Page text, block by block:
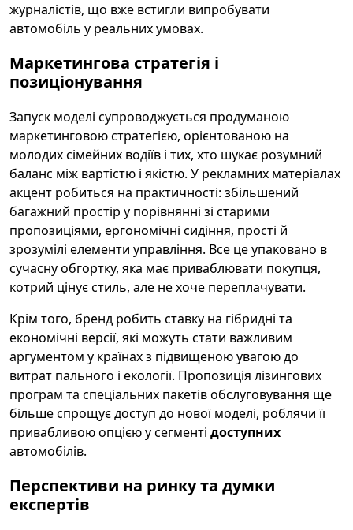
журналістів, що вже встигли випробувати
автомобіль у реальних умовах.
Маркетингова стратегія і
позиціонування
Запуск моделі супроводжується продуманою
маркетинговою стратегією, орієнтованою на
молодих сімейних водіїв і тих, хто шукає розумний
баланс між вартістю і якістю. У рекламних матеріалах
акцент робиться на практичності: збільшений
багажний простір у порівнянні зі старими
пропозиціями, ергономічні сидіння, прості й
зрозумілі елементи управління. Все це упаковано в
сучасну обгортку, яка має приваблювати покупця,
котрий цінує стиль, але не хоче переплачувати.
Крім того, бренд робить ставку на гібридні та
економічні версії, які можуть стати важливим
аргументом у країнах з підвищеною увагою до
витрат пального і екології. Пропозиція лізингових
програм та спеціальних пакетів обслуговування ще
більше спрощує доступ до нової моделі, роблячи її
привабливою опцією у сегменті доступних
автомобілів.
Перспективи на ринку та думки
експертів